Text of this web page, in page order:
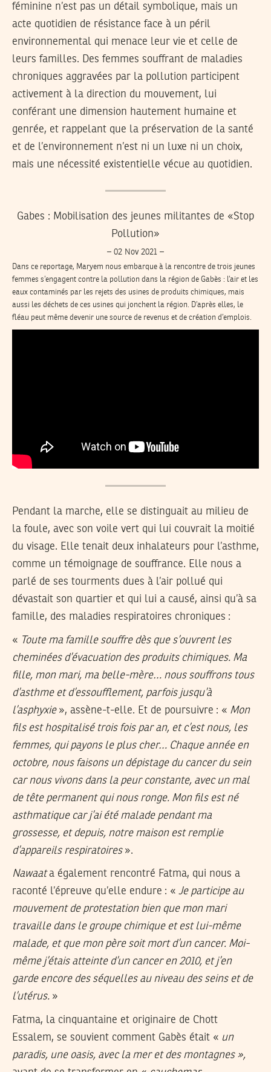
féminine n’est pas un détail symbolique, mais un
acte quotidien de résistance face à un péril
environnemental qui menace leur vie et celle de
leurs familles. Des femmes souffrant de maladies
chroniques aggravées par la pollution participent
activement à la direction du mouvement, lui
conférant une dimension hautement humaine et
genrée, et rappelant que la préservation de la santé
et de l’environnement n’est ni un luxe ni un choix,
mais une nécessité existentielle vécue au quotidien.
Gabes : Mobilisation des jeunes militantes de «Stop
Pollution»
– 02 Nov 2021 –
Dans ce reportage, Maryem nous embarque à la rencontre de trois jeunes
femmes s’engagent contre la pollution dans la région de Gabès : l’air et les
eaux contaminés par les rejets des usines de produits chimiques, mais
aussi les déchets de ces usines qui jonchent la région. D’après elles, le
fléau peut même devenir une source de revenus et de création d’emplois.
Pendant la marche, elle se distinguait au milieu de
la foule, avec son voile vert qui lui couvrait la moitié
du visage. Elle tenait deux inhalateurs pour l’asthme,
comme un témoignage de souffrance. Elle nous a
parlé de ses tourments dues à l’air pollué qui
dévastait son quartier et qui lui a causé, ainsi qu’à sa
famille, des maladies respiratoires chroniques :
« Toute ma famille souffre dès que s’ouvrent les
cheminées d’évacuation des produits chimiques. Ma
fille, mon mari, ma belle-mère… nous souffrons tous
d’asthme et d’essoufflement, parfois jusqu’à
l’asphyxie », assène-t-elle. Et de poursuivre : « Mon
fils est hospitalisé trois fois par an, et c’est nous, les
femmes, qui payons le plus cher… Chaque année en
octobre, nous faisons un dépistage du cancer du sein
car nous vivons dans la peur constante, avec un mal
de tête permanent qui nous ronge. Mon fils est né
asthmatique car j’ai été malade pendant ma
grossesse, et depuis, notre maison est remplie
d’appareils respiratoires ».
Nawaata également rencontré Fatma, qui nous a
raconté l’épreuve qu’elle endure : « Je participe au
mouvement de protestation bien que mon mari
travaille dans le groupe chimique et est lui-même
malade, et que mon père soit mort d’un cancer. Moi-
même j’étais atteinte d’un cancer en 2010, et j’en
garde encore des séquelles au niveau des seins et de
l’utérus. »
Fatma, la cinquantaine et originaire de Chott
Essalem, se souvient comment Gabès était « un
paradis, une oasis, avec la mer et des montagnes »,